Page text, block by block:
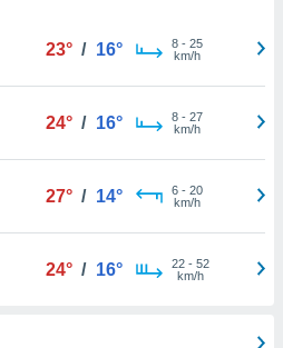
23° / 16° 8- 25
km/h
24° / 16° 8- 27
km/h
27° / 14° 6- 20
km/h
24° / 16° 22- 52
km/h